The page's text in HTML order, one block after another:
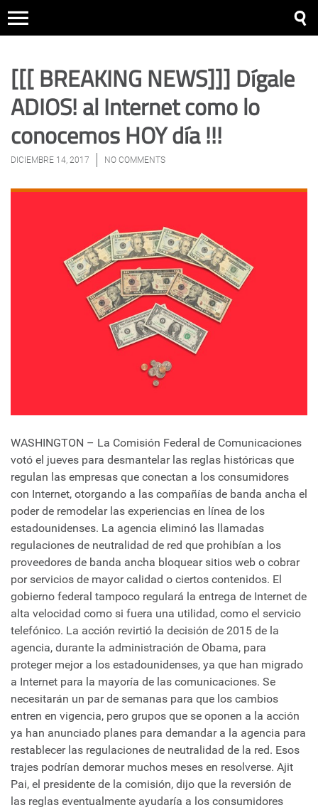
[[[ BREAKING NEWS]]] Dígale
ADIOS! al Internet como lo
conocemos HOY día !!!
DICIEMBRE 14, 2017 NO COMMENTS
WASHINGTON – La Comisión Federal de Comunicaciones
votó el jueves para desmantelar las reglas históricas que
regulan las empresas que conectan a los consumidores
con Internet, otorgando a las compañías de banda ancha el
poder de remodelar las experiencias en línea de los
estadounidenses. La agencia eliminó las llamadas
regulaciones de neutralidad de red que prohibían a los
proveedores de banda ancha bloquear sitios web o cobrar
por servicios de mayor calidad o ciertos contenidos. El
gobierno federal tampoco regulará la entrega de Internet de
alta velocidad como si fuera una utilidad, como el servicio
telefónico. La acción revirtió la decisión de 2015 de la
agencia, durante la administración de Obama, para
proteger mejor a los estadounidenses, ya que han migrado
a Internet para la mayoría de las comunicaciones. Se
necesitarán un par de semanas para que los cambios
entren en vigencia, pero grupos que se oponen a la acción
ya han anunciado planes para demandar a la agencia para
restablecer las regulaciones de neutralidad de la red. Esos
trajes podrían demorar muchos meses en resolverse. Ajit
Pai, el presidente de la comisión, dijo que la reversión de
las reglas eventualmente ayudaría a los consumidores